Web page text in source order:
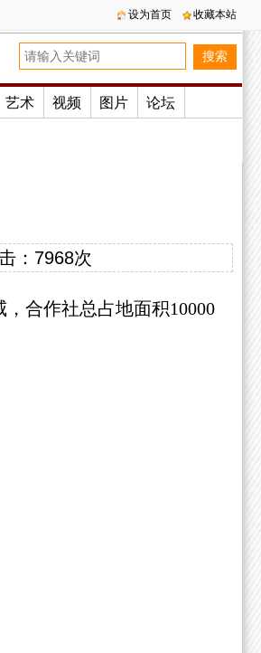
设为首页 收藏本站
艺术 视频 图片 论坛
： 7968次
，合作社总占地面积10000